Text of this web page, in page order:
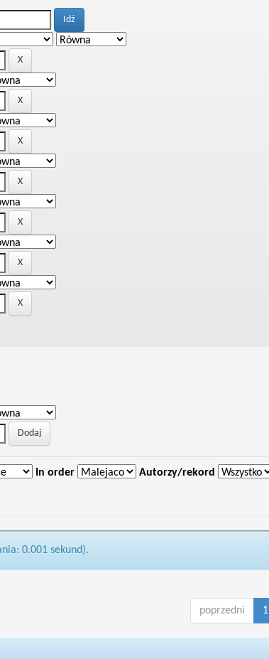
In order Autorzy/rekord
0.001 sekund).
poprzedni 1